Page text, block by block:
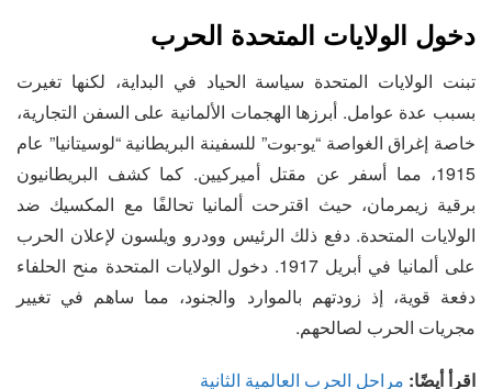
دخول الولايات المتحدة الحرب
تبنت الولايات المتحدة سياسة الحياد في البداية، لكنها تغيرت
بسبب عدة عوامل. أبرزها الهجمات الألمانية على السفن التجارية،
خاصة إغراق الغواصة “يو-بوت” للسفينة البريطانية “لوسيتانيا” عام
1915، مما أسفر عن مقتل أميركيين. كما كشف البريطانيون
برقية زيمرمان، حيث اقترحت ألمانيا تحالفًا مع المكسيك ضد
الولايات المتحدة. دفع ذلك الرئيس وودرو ويلسون لإعلان الحرب
على ألمانيا في أبريل 1917. دخول الولايات المتحدة منح الحلفاء
دفعة قوية، إذ زودتهم بالموارد والجنود، مما ساهم في تغيير
مجريات الحرب لصالحهم.
اقرأ أيضًا: مراحل الحرب العالمية الثانية